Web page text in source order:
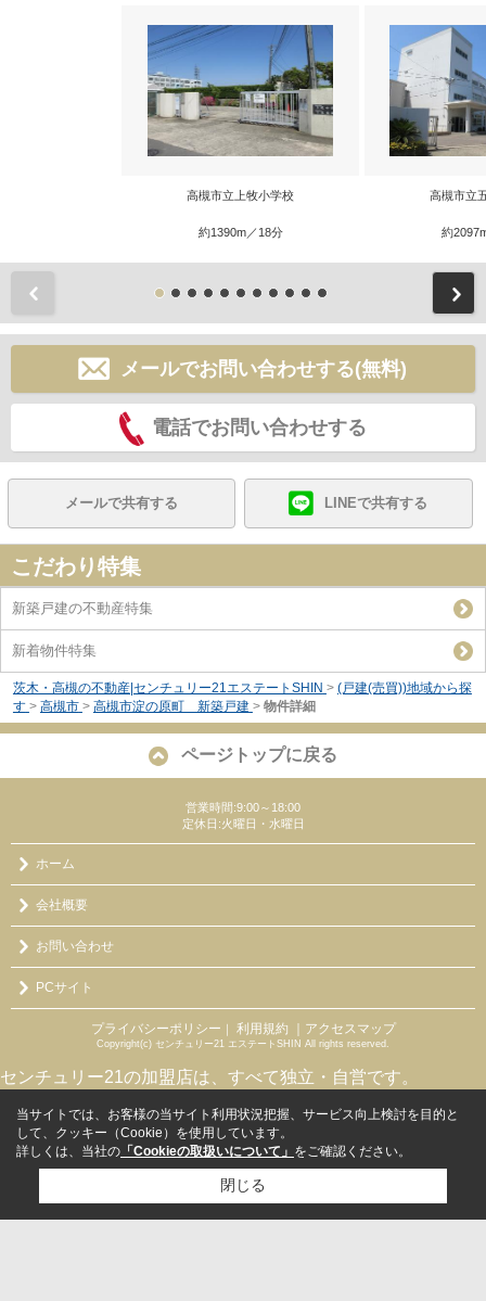
高槻市立上牧小学校
約1390m／18分
高槻市立
約
メールでお問い合わせする(無料)
電話でお問い合わせする
メールで共有する LINEで共有する
こだわり特集
新築戸建の不動産特集
新着物件特集
茨木・高槻の不動産|センチュリー21エステートSHIN > (戸建(売買))地域から探
す > 高槻市 > 高槻市淀の原町 新築戸建 > 物件詳細
ページトップに戻る
営業時間:9:00～18:00
定休日:火曜日・水曜日
ホーム
会社概要
お問い合わせ
PCサイト
プライバシーポリシー ｜ 利用規約 ｜アクセスマップ
Copyright(c) センチュリー21 エステートSHIN All rights reserved.
センチュリー21の加盟店は、すべて独立・自営です。
当サイトでは、お客様の当サイト利用状況把握、サービス向上検討を目的と
して、クッキー（Cookie）を使用しています。
詳しくは、当社の 「Cookieの取扱いについて」 をご確認ください。
閉じる